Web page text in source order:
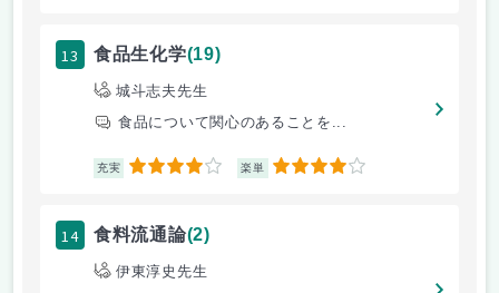
13 食品生化学(19)
城斗志夫先生
食品について関心のあることを...
充実 4 楽単 4
14 食料流通論(2)
伊東淳史先生